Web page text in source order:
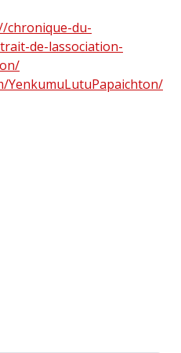
chronique-du-
de-lassociation-
YenkumuLutuPapaichton/